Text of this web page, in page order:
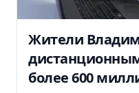
Жители
более 600